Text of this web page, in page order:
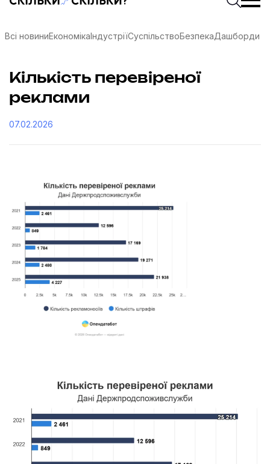
Всі новиниЕкономікаІндустріїСуспільствоБезпекаДашборди
Кількість перевіреної
реклами
07.02.2026